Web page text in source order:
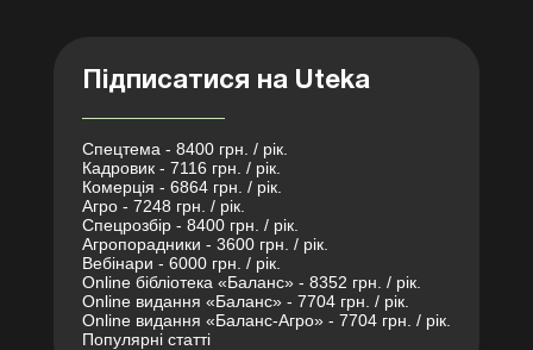
Підписатися на Uteka
Спецтема - 8400 грн. / рік.
Кадровик - 7116 грн. / рік.
Комерція - 6864 грн. / рік.
Агро - 7248 грн. / рік.
Спецрозбір - 8400 грн. / рік.
Агропорадники - 3600 грн. / рік.
Вебінари - 6000 грн. / рік.
Online бібліотека «Баланс» - 8352 грн. / рік.
Online видання «Баланс» - 7704 грн. / рік.
Online видання «Баланс-Агро» - 7704 грн. / рік.
Популярні статті